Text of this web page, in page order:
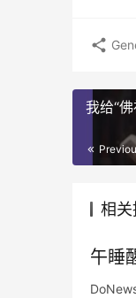
我给“
相关
午睡